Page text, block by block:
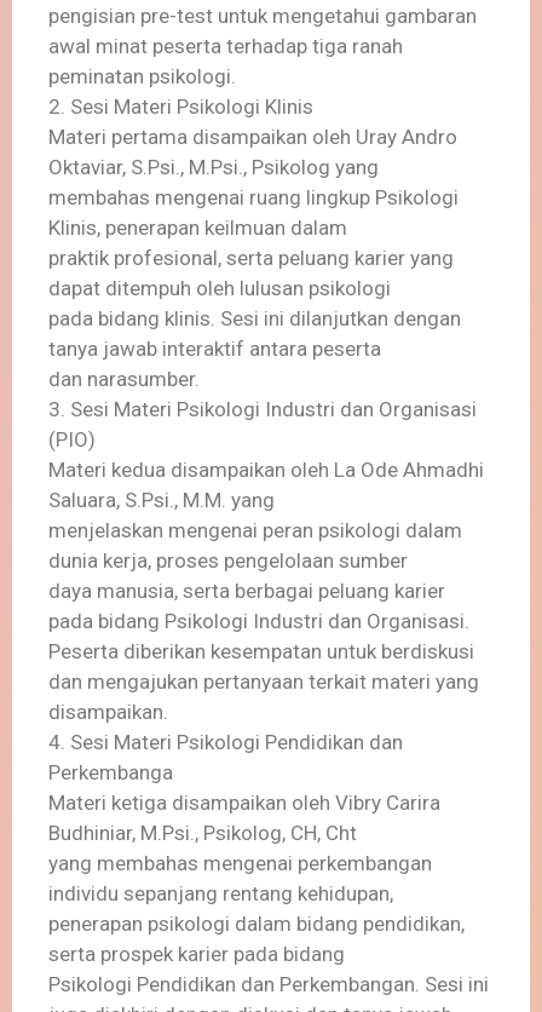
pengisian pre-test untuk mengetahui gambaran
awal minat peserta terhadap tiga ranah
peminatan psikologi.
2. Sesi Materi Psikologi Klinis
Materi pertama disampaikan oleh Uray Andro
Oktaviar, S.Psi., M.Psi., Psikolog yang
membahas mengenai ruang lingkup Psikologi
Klinis, penerapan keilmuan dalam
praktik profesional, serta peluang karier yang
dapat ditempuh oleh lulusan psikologi
pada bidang klinis. Sesi ini dilanjutkan dengan
tanya jawab interaktif antara peserta
dan narasumber.
3. Sesi Materi Psikologi Industri dan Organisasi
(PIO)
Materi kedua disampaikan oleh La Ode Ahmadhi
Saluara, S.Psi., M.M. yang
menjelaskan mengenai peran psikologi dalam
dunia kerja, proses pengelolaan sumber
daya manusia, serta berbagai peluang karier
pada bidang Psikologi Industri dan Organisasi.
Peserta diberikan kesempatan untuk berdiskusi
dan mengajukan pertanyaan terkait materi yang
disampaikan.
4. Sesi Materi Psikologi Pendidikan dan
Perkembanga
Materi ketiga disampaikan oleh Vibry Carira
Budhiniar, M.Psi., Psikolog, CH, Cht
yang membahas mengenai perkembangan
individu sepanjang rentang kehidupan,
penerapan psikologi dalam bidang pendidikan,
serta prospek karier pada bidang
Psikologi Pendidikan dan Perkembangan. Sesi ini